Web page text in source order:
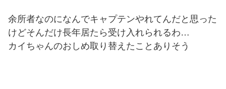
余所者なのになんでキャプテンやれてんだと思った
けどそんだけ長年居たら受け入れられるわ…
カイちゃんのおしめ取り替えたことありそう